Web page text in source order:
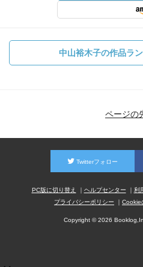
中山裕木子の作品ラ
ページの
Twitterフォロー
PC版に切り替え ヘルプセンター 利
プライバシーポリシー
Cookie
Copyright © 2026